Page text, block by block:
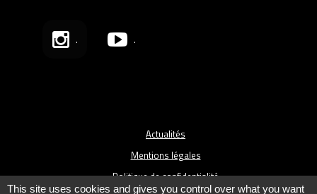
. .
Actualités
Mentions légales
Politique de confidentialité
This site uses cookies and gives you control over what you want